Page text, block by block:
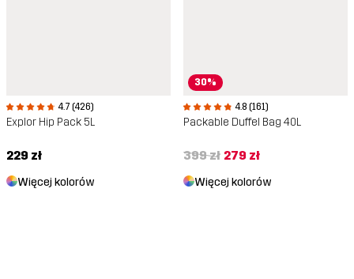
4.7 (426)
Explor Hip Pack 5L
229 zł
Więcej kolorów
30%
4.8 (161)
Packable Duffel Bag 40L
399 zł 279 zł
Więcej kolorów